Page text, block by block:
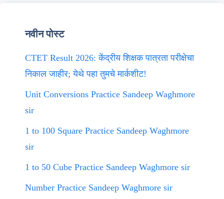
नवीन पोस्ट
CTET Result 2026: केंद्रीय शिक्षक पात्रता परीक्षेचा
निकाल जाहीर; येथे पहा तुमचे मार्कशीट!
Unit Conversions Practice Sandeep Waghmore
sir
1 to 100 Square Practice Sandeep Waghmore
sir
1 to 50 Cube Practice Sandeep Waghmore sir
Number Practice Sandeep Waghmore sir